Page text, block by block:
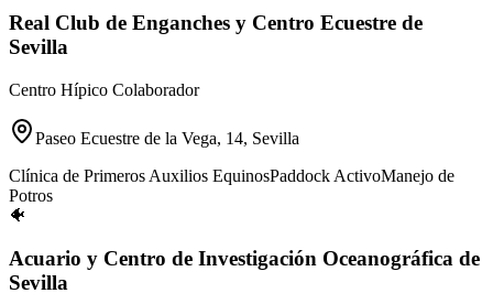
Real Club de Enganches y Centro Ecuestre de
Sevilla
Centro Hípico Colaborador
Paseo Ecuestre de la Vega, 14, Sevilla
Clínica de Primeros Auxilios EquinosPaddock ActivoManejo de
Potros
🐠
Acuario y Centro de Investigación Oceanográfica de
Sevilla